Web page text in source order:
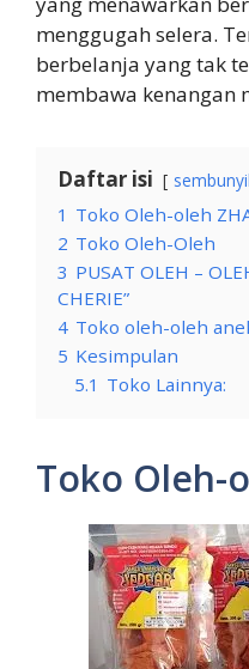
menggugah selera.
berbelanja yang tak
membawa kenangan
Daftar isi
1 Toko Oleh-oleh
2 Toko Oleh-Oleh
3 PUSAT OLEH –
CHERIE”
4 Toko oleh-oleh
5 Kesimpulan
5.1 Toko Lainnya:
Toko Oleh-